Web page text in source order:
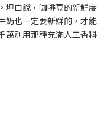
坦白說，咖啡豆的新鮮度
奶也一定要新鮮的，才能
萬別用那種充滿人工香料